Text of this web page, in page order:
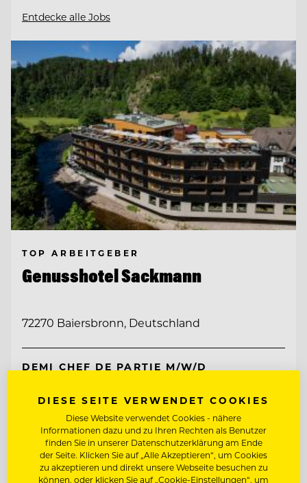
Entdecke alle Jobs
TOP ARBEITGEBER
Genusshotel Sackmann
72270 Baiersbronn, Deutschland
DEMI CHEF DE PARTIE M/W/D
CHEF DE RANG
Entdecke alle Jobs
DIESE SEITE VERWENDET COOKIES
Diese Website verwendet Cookies - nähere
Informationen dazu und zu Ihren Rechten als Benutzer
finden Sie in unserer Datenschutzerklärung am Ende
der Seite. Klicken Sie auf „Alle Akzeptieren“, um Cookies
zu akzeptieren und direkt unsere Webseite besuchen zu
können, oder klicken Sie auf „Cookie-Einstellungen“, um